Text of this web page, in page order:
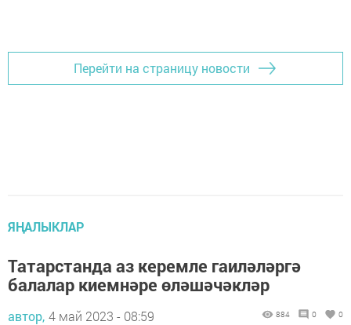
Перейти на страницу новости
ЯҢАЛЫКЛАР
Татарстанда аз керемле гаиләләргә
балалар киемнәре өләшәчәкләр
автор, 4 май 2023 - 08:59 884 0 0